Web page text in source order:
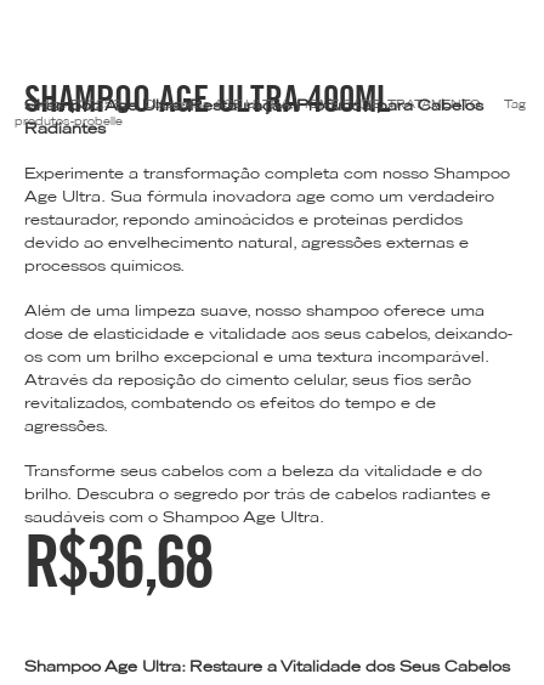
SHAMPOO AGE ULTRA 400ML
CódigoP02253 Categorias AGE ULTRA,HOME CARE,TRATAMENTO
Tag
produtos-probelle
Shampoo Age Ultra: Restauração Profunda para Cabelos
Radiantes
Experimente a transformação completa com nosso Shampoo
Age Ultra. Sua fórmula inovadora age como um verdadeiro
restaurador, repondo aminoácidos e proteínas perdidos
devido ao envelhecimento natural, agressões externas e
processos químicos.
Além de uma limpeza suave, nosso shampoo oferece uma
dose de elasticidade e vitalidade aos seus cabelos, deixando-
os com um brilho excepcional e uma textura incomparável.
Através da reposição do cimento celular, seus fios serão
revitalizados, combatendo os efeitos do tempo e de
agressões.
Transforme seus cabelos com a beleza da vitalidade e do
brilho. Descubra o segredo por trás de cabelos radiantes e
saudáveis com o Shampoo Age Ultra.
R$36,68
Shampoo Age Ultra: Restaure a Vitalidade dos Seus Cabelos